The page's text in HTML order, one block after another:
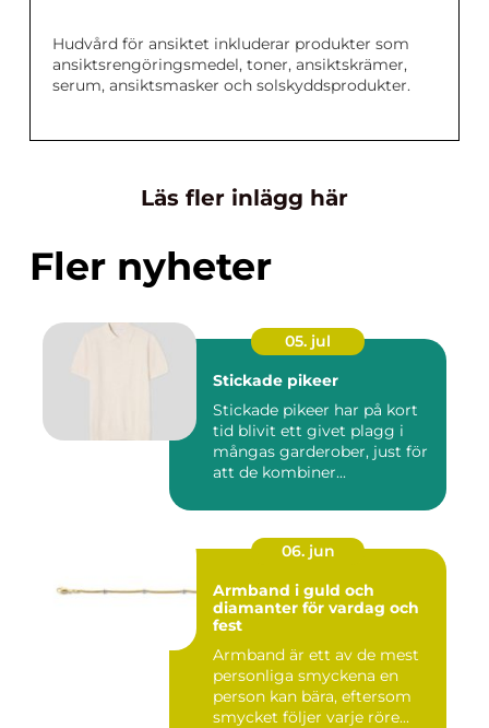
Hudvård för ansiktet inkluderar produkter som
ansiktsrengöringsmedel, toner, ansiktskrämer,
serum, ansiktsmasker och solskyddsprodukter.
Läs fler inlägg här
Fler nyheter
05. jul
Stickade pikeer
Stickade pikeer har på kort
tid blivit ett givet plagg i
mångas garderober, just för
att de kombiner...
06. jun
Armband i guld och
diamanter för vardag och
fest
Armband är ett av de mest
personliga smyckena en
person kan bära, eftersom
smycket följer varje röre...